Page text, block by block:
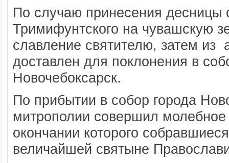
По случаю принесения десницы
Тримифунтского на чувашскую
славление святителю, затем из
доставлен для поклонения в
Новочебоксарск.
По прибытии в собор города
митрополии совершил
окончании которого
величайшей святыне